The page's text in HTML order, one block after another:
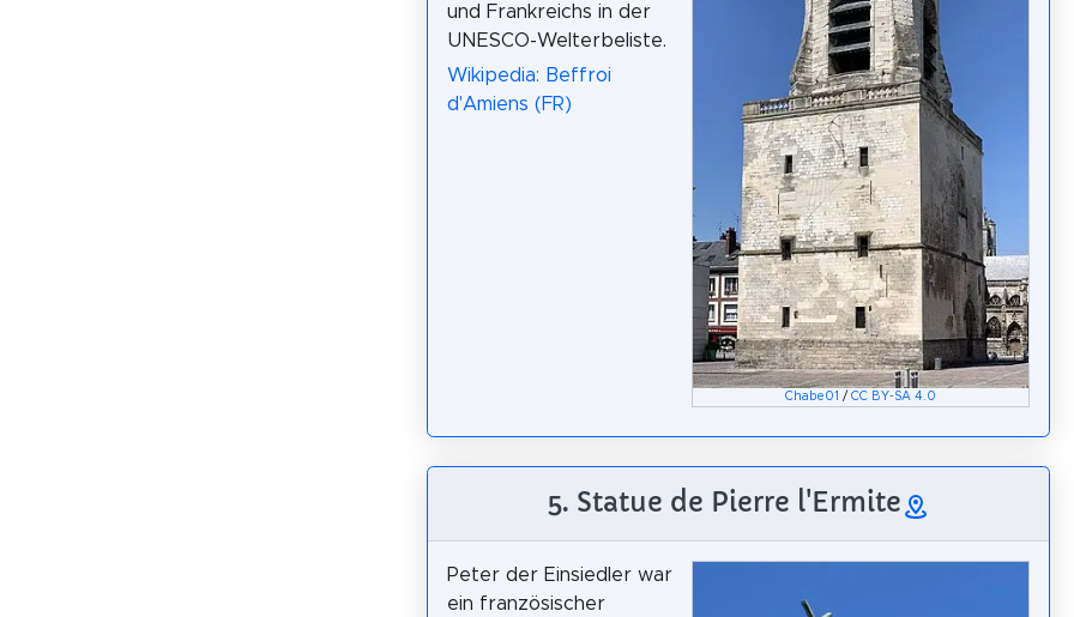
Chabe01 /CC BY-SA 4.0
und Frankreichs in der
UNESCO-Welterbeliste.
Wikipedia: Beffroi
d'Amiens (FR)
5. Statue de Pierre l'Ermite
Peter der Einsiedler war
ein französischer